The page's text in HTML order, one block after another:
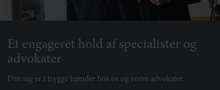
Et engageret hold af specialister og
advokater
Din sag er i trygge hænder hos os og vores advokater.